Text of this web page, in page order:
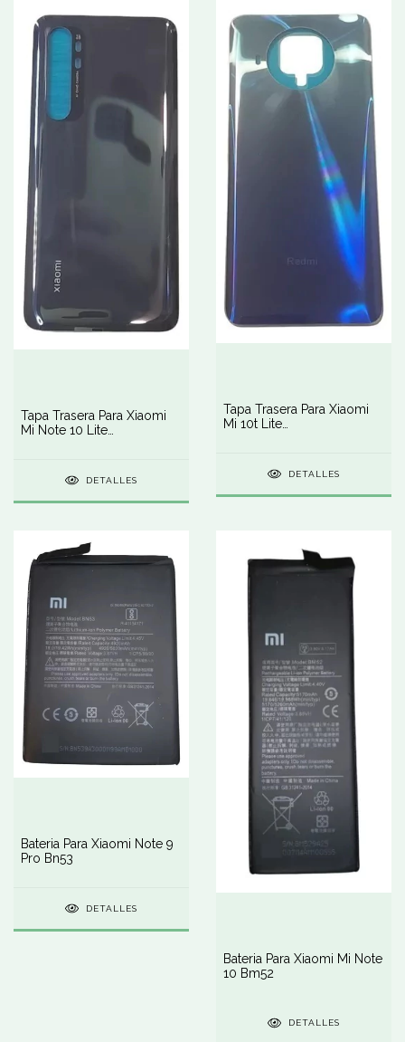
Tapa Trasera Para Xiaomi
Mi Note 10 Lite
DETALLES
Tapa Trasera Para Xiaomi
Mi 10t Lite
DETALLES
Bateria Para Xiaomi Note 9
Pro Bn53
DETALLES
Bateria Para Xiaomi Mi Note
10 Bm52
DETALLES